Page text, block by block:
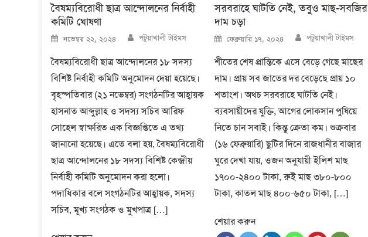
বৈষম্যবিরোধী ছাত্র আন্দোলনের নির্বাহী
কমিটি ঘোষণা
Posted
on
নভেম্বর ২২, ২০২৪ Author
পটুয়াখালী টাইমস
বৈষম্যবিরোধী ছাত্র আন্দোলনের ১৮ সদস্য
বিশিষ্ট নির্বাহী কমিটি অনুমোদন দেয়া হয়েছে।
বৃহস্পতিবার (২১ নভেম্বর) সংগঠনটির আহ্বায়ক
হাসনাত আব্দুল্লাহ ও সদস্য সচিব আরিফ
সোহেল স্বাক্ষরিত এক বিজ্ঞপ্তিতে এ তথ্য
জানানো হয়েছে। এতে বলা হয়, বৈষম্যবিরোধী
ছাত্র আন্দোলনের ১৮ সদস্য বিশিষ্ট কেন্দ্রীয়
নির্বাহী কমিটি অনুমোদন করা হলো।
পদাধিকার বলে সংগঠনটির আহ্বায়ক, সদস্য
সচিব, মূখ্য সংগঠক ও মুখপাত্র […]
সরবরাহে ঘাটতি নেই, তবুও মাছ-সবজির
দাম চড়া
Posted
on
ফেব্রুয়ারি ১৭, ২০২৪ Author
পটুয়াখালী টাইমস
শীতের শেষ প্রান্তিকে এসে বেড়ে গেছে মাছের
দাম। প্রায় সব জাতের দর বেড়েছে প্রায় ১০
শতাংশ। অথচ সরবরাহে ঘাটতি নেই।
ব্যবসায়ীদের যুক্তি, আগের লোকসান পুষিয়ে
নিতে চান সবাই। কিন্তু ক্রেতা কম। শুক্রবার
(১৬ ফেব্রুয়ারি) ছুটির দিনে রাজধানীর বাজার
ঘুরে দেখা যায়, ওজন অনুযায়ী ইলিশ মাছ
১৭০০-২৪০০ টাকা, রুই মাছ ৩৮০-৮০০
টাকা, কাতল মাছ ৪০০-৬৫০ টাকা, […]
শেয়ার করুন